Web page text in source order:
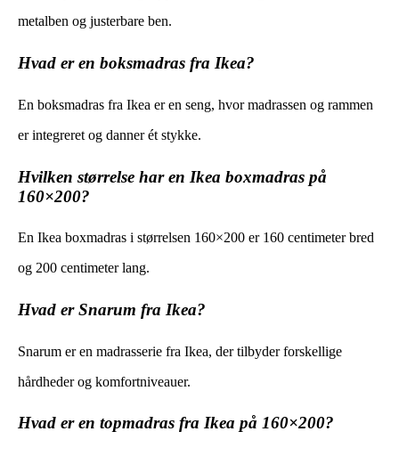
metalben og justerbare ben.
Hvad er en boksmadras fra Ikea?
En boksmadras fra Ikea er en seng, hvor madrassen og rammen
er integreret og danner ét stykke.
Hvilken størrelse har en Ikea boxmadras på
160×200?
En Ikea boxmadras i størrelsen 160×200 er 160 centimeter bred
og 200 centimeter lang.
Hvad er Snarum fra Ikea?
Snarum er en madrasserie fra Ikea, der tilbyder forskellige
hårdheder og komfortniveauer.
Hvad er en topmadras fra Ikea på 160×200?